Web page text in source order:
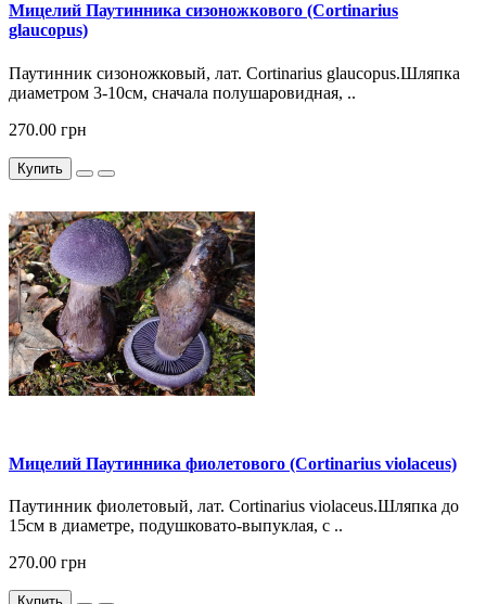
Мицелий Паутинника сизоножкового (Cortinarius
glaucopus)
Паутинник сизоножковый, лат. Cortinarius glaucopus.Шляпка
диаметром 3-10см, сначала полушаровидная, ..
270.00 грн
Купить
Мицелий Паутинника фиолетового (Cortinarius violaceus)
Паутинник фиолетовый, лат. Cortinarius violaceus.Шляпка до
15см в диаметре, подушковато-выпуклая, с ..
270.00 грн